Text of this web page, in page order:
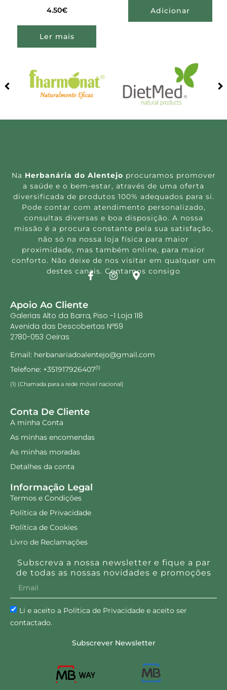
4.50€
Ler mais
Adicionar
Na Herbanária do Alentejo procuramos promover
a saúde e o bem-estar, através de uma oferta
diversificada de produtos 100% adequados para si.
Pode contar com atendimento personalizado,
consultas diversas e boa disposição. A nossa
missão é a procura constante pela sua satisfação,
não só na nossa loja física para maior
proximidade, mas também online, para maior
conforto. Não deixe de nos visitar em qualquer um
destes canais. Contamos consigo
Apoio Ao Cliente
Galerias Alto da Barra, Piso -1 Loja 118
Avenida das Descobertas Nº59
2780-053 Oeiras
Email: herbanariadoalentejo@gmail.com
Telefone: +351917926407(1)
(1) (Chamada para a rede móvel nacional)
Conta De Cliente
A minha Conta
As minhas encomendas
As minhas moradas
Detalhes da conta
Informação Legal
Termos e Condições
Política de Privacidade
Política de Cookies
Livro de Reclamações
Subscreva a nossa newsletter e fique a par
de todas as nossas novidades e promoções
Li e aceito a Política de Privacidade e aceito ser
contactado.
Subscrever Newsletter